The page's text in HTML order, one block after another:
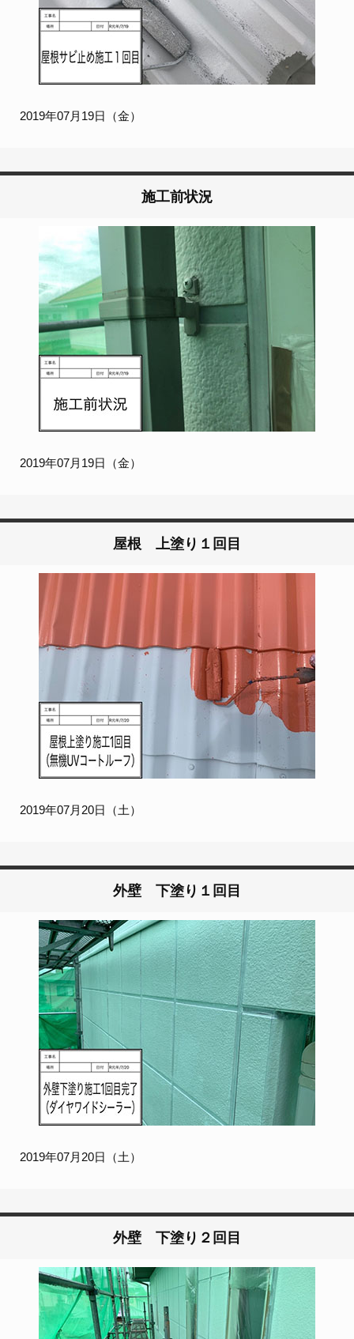
2019年07月19日（金）
施工前状況
2019年07月19日（金）
屋根 上塗り１回目
2019年07月20日（土）
外壁 下塗り１回目
2019年07月20日（土）
外壁 下塗り２回目